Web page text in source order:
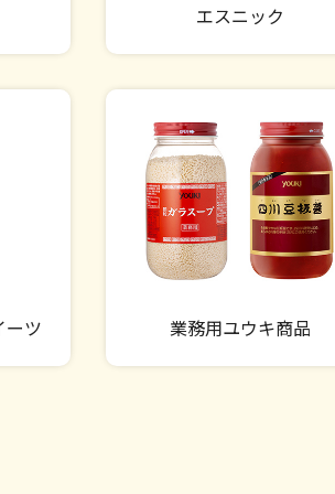
エスニック
ーツ 業務用ユウキ商品